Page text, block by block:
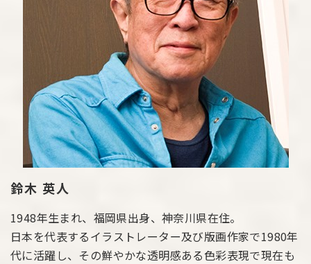
鈴木 英人
1948年生まれ、福岡県出身、神奈川県在住。
日本を代表するイラストレーター及び版画作家で1980年
代に活躍し、その鮮やかな透明感ある色彩表現で現在も